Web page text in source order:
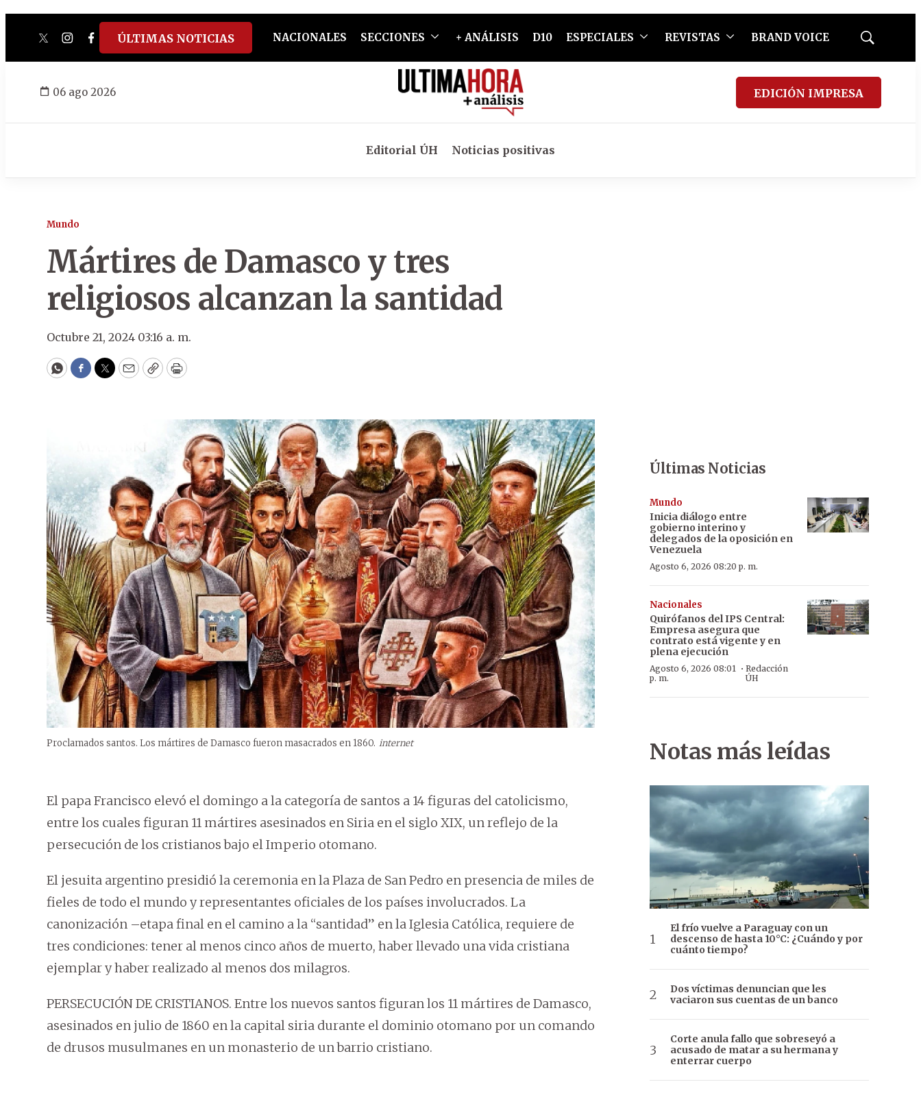
twitterinstagram
facebook
tiktokyoutube
spotify
ÚLTIMAS NOTICIAS NACIONALES SECCIONES + ANÁLISIS D10 ESPECIALES REVISTAS BRAND VOICE
Mostrar
06 ago 2026 EDICIÓN IMPRESA
Editorial ÚH Noticias positivas
Mundo
Mártires de Damasco y tres
religiosos alcanzan la santidad
Octubre 21, 2024 03:16 a. m.
WhatsApp
Facebook
Twitter
EmailCopyPrint
Proclamados santos. Los mártires de Damasco fueron masacrados en 1860. internet
El papa Francisco elevó el domingo a la categoría de santos a 14 figuras del catolicismo,
entre los cuales figuran 11 mártires asesinados en Siria en el siglo XIX, un reflejo de la
persecución de los cristianos bajo el Imperio otomano.
El jesuita argentino presidió la ceremonia en la Plaza de San Pedro en presencia de miles de
fieles de todo el mundo y representantes oficiales de los países involucrados. La
canonización –etapa final en el camino a la “santidad” en la Iglesia Católica, requiere de
tres condiciones: tener al menos cinco años de muerto, haber llevado una vida cristiana
ejemplar y haber realizado al menos dos milagros.
PERSECUCIÓN DE CRISTIANOS. Entre los nuevos santos figuran los 11 mártires de Damasco,
asesinados en julio de 1860 en la capital siria durante el dominio otomano por un comando
de drusos musulmanes en un monasterio de un barrio cristiano.
Últimas Noticias
Mundo
Inicia diálogo entre
gobierno interino y
delegados de la oposición en
Venezuela
Agosto 6, 2026 08:20 p. m.
Nacionales
Quirófanos del IPS Central:
Empresa asegura que
contrato está vigente y en
plena ejecución
Agosto 6, 2026 08:01
p. m.
·Redacción
ÚH
Notas más leídas
El frío vuelve a Paraguay con un
descenso de hasta 10°C: ¿Cuándo y por
cuánto tiempo?
Dos víctimas denuncian que les
vaciaron sus cuentas de un banco
Corte anula fallo que sobreseyó a
acusado de matar a su hermana y
enterrar cuerpo